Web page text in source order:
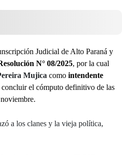
Judicial de Alto Paraná y
N° 08/2025, por la cual
Mujica como intendente
concluir el cómputo definitivo de las
a los clanes y la vieja política,